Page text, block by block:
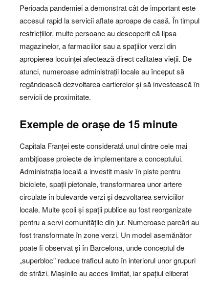
Perioada pandemiei a demonstrat cât de important este
accesul rapid la servicii aflate aproape de casă. În timpul
restricțiilor, multe persoane au descoperit că lipsa
magazinelor, a farmaciilor sau a spațiilor verzi din
apropierea locuinței afectează direct calitatea vieții. De
atunci, numeroase administrații locale au început să
regândească dezvoltarea cartierelor și să investească în
servicii de proximitate.
Exemple de orașe de 15 minute
Capitala Franței este considerată unul dintre cele mai
ambițioase proiecte de implementare a conceptului.
Administrația locală a investit masiv în piste pentru
biciclete, spații pietonale, transformarea unor artere
circulate în bulevarde verzi și dezvoltarea serviciilor
locale. Multe școli și spații publice au fost reorganizate
pentru a servi comunitățile din jur. Numeroase parcări au
fost transformate în zone verzi. Un model asemănător
poate fi observat și în Barcelona, unde conceptul de
„superbloc” reduce traficul auto în interiorul unor grupuri
de străzi. Mașinile au acces limitat, iar spațiul eliberat